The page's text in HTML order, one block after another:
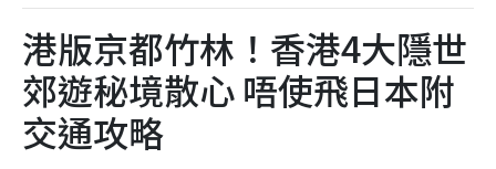
港版京都竹林！香港4大隱世
郊遊秘境散心 唔使飛日本附
交通攻略